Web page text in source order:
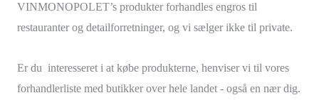
VINMONOPOLET’s produkter forhandles engros til
restauranter og detailforretninger, og vi sælger ikke til private.
Er du interesseret i at købe produkterne, henviser vi til vores
forhandlerliste med butikker over hele landet - også en nær dig.